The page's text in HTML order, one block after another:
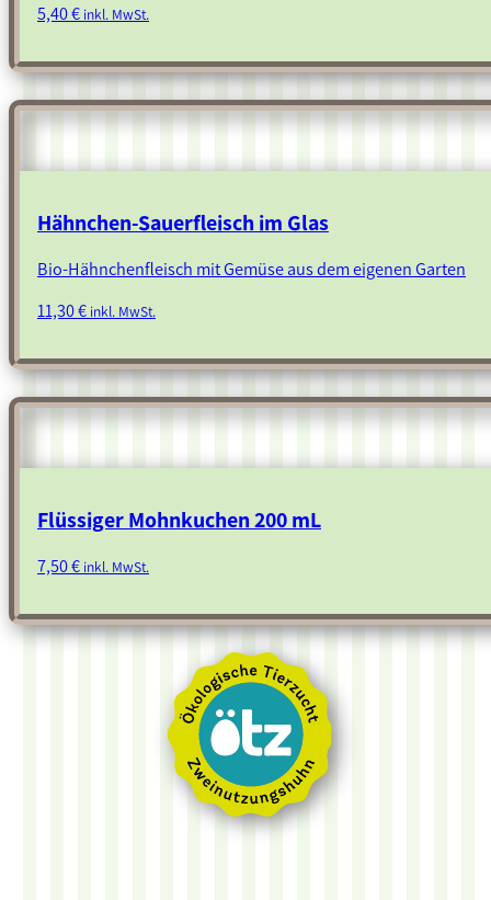
5,40€ inkl. MwSt.
Hähnchen-Sauerfleisch im Glas
Bio-Hähnchenfleisch mit Gemüse aus dem eigenen Garten
11,30€ inkl. MwSt.
Flüssiger Mohnkuchen 200 mL
7,50€ inkl. MwSt.